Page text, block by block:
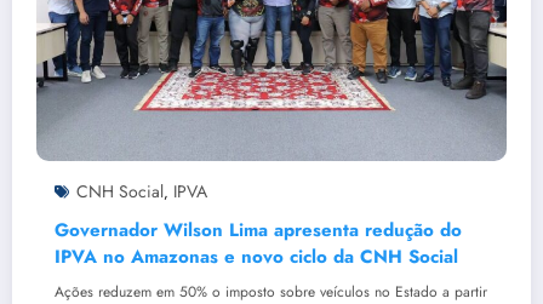
CNH Social, IPVA
Governador Wilson Lima apresenta redução do
IPVA no Amazonas e novo ciclo da CNH Social
Ações reduzem em 50% o imposto sobre veículos no Estado a partir